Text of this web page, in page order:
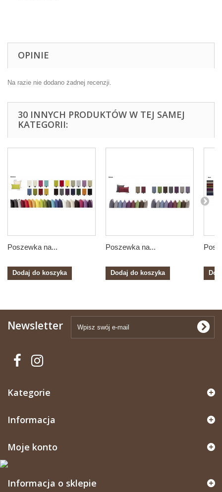
OPINIE
Na razie nie dodano żadnej recenzji.
30 INNYCH PRODUKTÓW W TEJ SAMEJ
KATEGORII:
Poszewka na...
Dodaj do koszyka
Poszewka na...
Dodaj do koszyka
Newsletter
Kategorie
Informacja
Moje konto
Informacja o sklepie